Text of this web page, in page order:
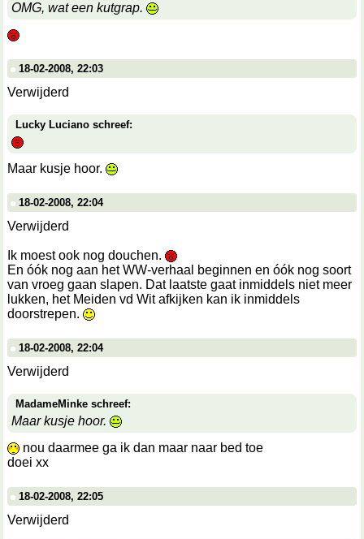
OMG, wat een kutgrap.
18-02-2008, 22:03
Verwijderd
Lucky Luciano schreef:
Maar kusje hoor.
18-02-2008, 22:04
Verwijderd
Ik moest ook nog douchen.
En óók nog aan het WW-verhaal beginnen en óók nog soort
van vroeg gaan slapen. Dat laatste gaat inmiddels niet meer
lukken, het Meiden vd Wit afkijken kan ik inmiddels
doorstrepen.
18-02-2008, 22:04
Verwijderd
MadameMinke schreef:
Maar kusje hoor.
nou daarmee ga ik dan maar naar bed toe
doei xx
18-02-2008, 22:05
Verwijderd